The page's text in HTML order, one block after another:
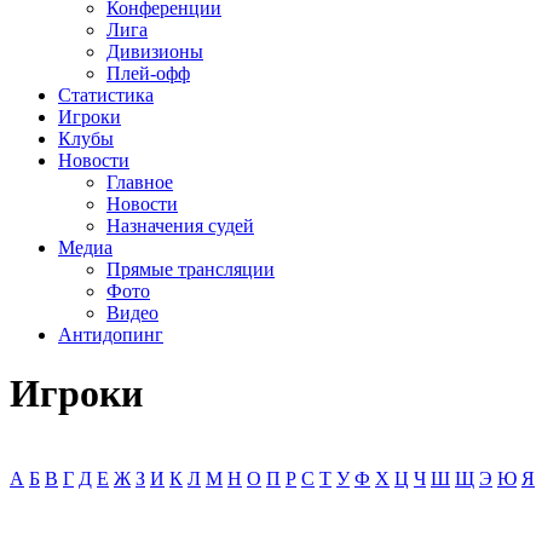
Конференции
Лига
Дивизионы
Плей-офф
Статистика
Игроки
Клубы
Новости
Главное
Новости
Назначения судей
Медиа
Прямые трансляции
Фото
Видео
Антидопинг
Игроки
А Б В Г Д Е Ж З И К Л М Н О П Р С Т У Ф Х Ц Ч Ш Щ Э Ю Я